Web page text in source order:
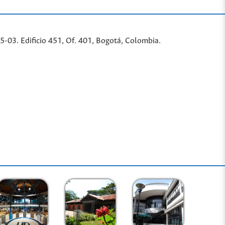
03. Edificio 451, Of. 401, Bogotá, Colombia.